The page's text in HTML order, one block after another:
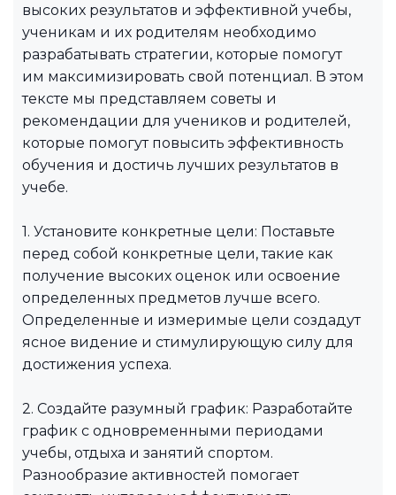
высоких результатов и эффективной учебы,
ученикам и их родителям необходимо
разрабатывать стратегии, которые помогут
им максимизировать свой потенциал. В этом
тексте мы представляем советы и
рекомендации для учеников и родителей,
которые помогут повысить эффективность
обучения и достичь лучших результатов в
учебе.
1. Установите конкретные цели: Поставьте
перед собой конкретные цели, такие как
получение высоких оценок или освоение
определенных предметов лучше всего.
Определенные и измеримые цели создадут
ясное видение и стимулирующую силу для
достижения успеха.
2. Создайте разумный график: Разработайте
график с одновременными периодами
учебы, отдыха и занятий спортом.
Разнообразие активностей помогает